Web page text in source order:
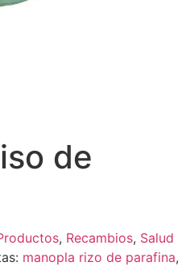
de
, Recambios, Salud
manopla rizo de parafina,